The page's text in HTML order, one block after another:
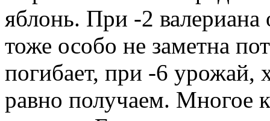
яблонь. При -2 валериана
тоже особо не заметна
погибает, при -6 урожай,
равно получаем. Многое